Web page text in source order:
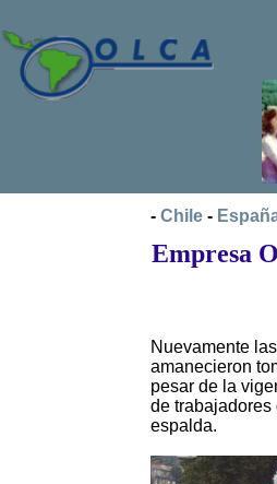
- Chile -
Empresa
Nuevamente
amanecieron
pesar de la
de trabajadores
espalda.